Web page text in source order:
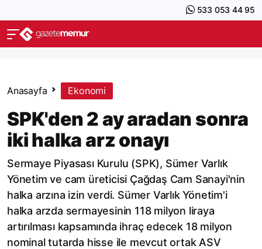
533 053 44 95
Anasayfa Ekonomi
SPK'den 2 ay aradan sonra
iki halka arz onayı
Sermaye Piyasası Kurulu (SPK), Sümer Varlık
Yönetim ve cam üreticisi Çağdaş Cam Sanayi'nin
halka arzına izin verdi. Sümer Varlık Yönetim'i
halka arzda sermayesinin 118 milyon liraya
artırılması kapsamında ihraç edecek 18 milyon
nominal tutarda hisse ile mevcut ortak ASV